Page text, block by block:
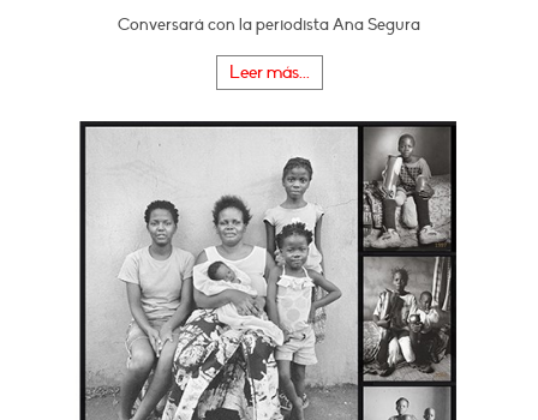
Conversará con la periodista Ana Segura
Leer más...